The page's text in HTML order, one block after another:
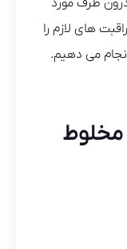
ظرف مورد
های لازم را
می دهیم.